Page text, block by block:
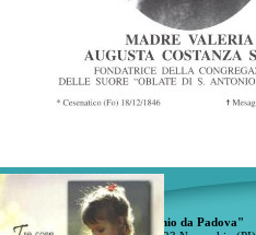
Scuola dell'Infanzia "S. Antonio da Padova"